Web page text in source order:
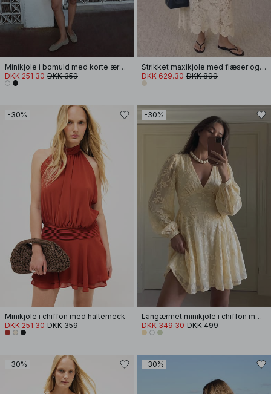
Minikjole i bomuld med korte ærmer og plissering
DKK 251.30 DKK 359
Strikket maxikjole med flæser og hækling
DKK 629.30 DKK 899
-30%
Minikjole i chiffon med halterneck
DKK 251.30 DKK 359
-30%
Langærmet minikjole i chiffon med broderi
DKK 349.30 DKK 499
-30% -30%